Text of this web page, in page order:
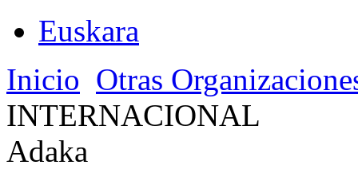
Euskara
Inicio Otras
INTERNACIONAL
Adaka